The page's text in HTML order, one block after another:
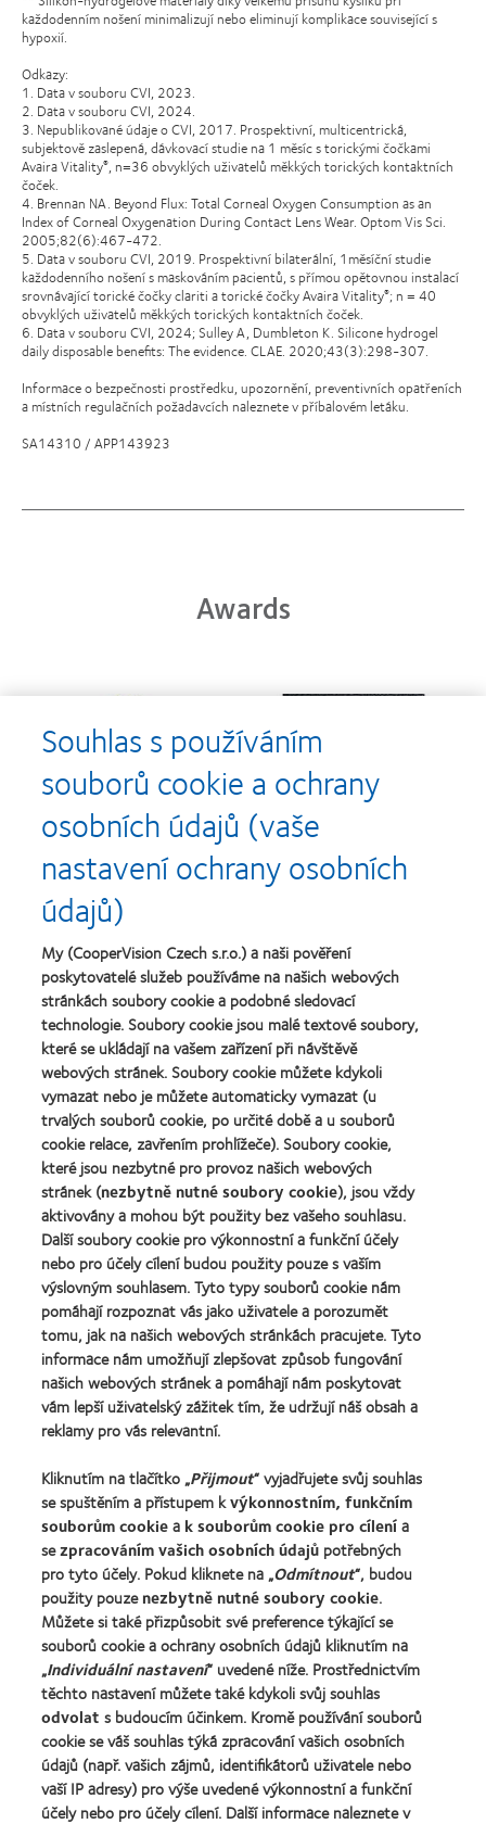
každodenním nošení minimalizují nebo eliminují komplikace související s
hypoxií.
Odkazy:
1. Data v souboru CVI, 2023.
2. Data v souboru CVI, 2024.
3. Nepublikované údaje o CVI, 2017. Prospektivní, multicentrická,
subjektově zaslepená, dávkovací studie na 1 měsíc s torickými čočkami
Avaira Vitality®, n=36 obvyklých uživatelů měkkých torických kontaktních
čoček.
4. Brennan NA. Beyond Flux: Total Corneal Oxygen Consumption as an
Index of Corneal Oxygenation During Contact Lens Wear. Optom Vis Sci.
2005;82(6):467-472.
5. Data v souboru CVI, 2019. Prospektivní bilaterální, 1měsíční studie
každodenního nošení s maskováním pacientů, s přímou opětovnou instalací
srovnávající torické čočky clariti a torické čočky Avaira Vitality®; n = 40
obvyklých uživatelů měkkých torických kontaktních čoček.
6. Data v souboru CVI, 2024; Sulley A, Dumbleton K. Silicone hydrogel
daily disposable benefits: The evidence. CLAE. 2020;43(3):298-307.
Informace o bezpečnosti prostředku, upozornění, preventivních opatřeních
a místních regulačních požadavcích naleznete v příbalovém letáku.
SA14310 / APP143923
Awards
Learn
about
Cena
Silmo
d’Or
za
nejlepší
výrobek
pro
čočky
MyDay™
(2013)
Learn
about
Kontaktní
čočky
roku
(2013)
Learn
about
společnosti
pro
vedoucí
pracovníky
roku
2012
a
2010
(2012)
Learn
more
about
závod
roku
2011
(2011)
Learn
more
about
Cena
Wealth
of
health
2011
(2011)
Learn
more
about
Cena
ODMA
2011
(2011)
Learn
more
about
Cena
REBRAND
100®
Global
Award
za
rok
2012
(2012)
Naše produkty
Technologie kontaktních čoček
Najděte ty pravé čočky pro vás
Kontaktní čočky a zrak
Nový uživatel
Zkušený uživatel
Blog
O společnosti CooperVision
Kariéra v CooperVision
Kontaktujte nás
Právní rámec
Ochrana osobních údajů
Oznámení o používání souborů cookie
Souhlas s používáním
souborů cookie a ochrany
osobních údajů (vaše
nastavení ochrany osobních
údajů)
My (CooperVision Czech s.r.o.) a naši pověření
poskytovatelé služeb používáme na našich webových
stránkách soubory cookie a podobné sledovací
technologie. Soubory cookie jsou malé textové soubory,
které se ukládají na vašem zařízení při návštěvě
webových stránek. Soubory cookie můžete kdykoli
vymazat nebo je můžete automaticky vymazat (u
trvalých souborů cookie, po určité době a u souborů
cookie relace, zavřením prohlížeče). Soubory cookie,
které jsou nezbytné pro provoz našich webových
stránek (nezbytně nutné soubory cookie), jsou vždy
aktivovány a mohou být použity bez vašeho souhlasu.
Další soubory cookie pro výkonnostní a funkční účely
nebo pro účely cílení budou použity pouze s vaším
výslovným souhlasem. Tyto typy souborů cookie nám
pomáhají rozpoznat vás jako uživatele a porozumět
tomu, jak na našich webových stránkách pracujete. Tyto
informace nám umožňují zlepšovat způsob fungování
našich webových stránek a pomáhají nám poskytovat
vám lepší uživatelský zážitek tím, že udržují náš obsah a
reklamy pro vás relevantní.
Kliknutím na tlačítko „Přijmout“ vyjadřujete svůj souhlas
se spuštěním a přístupem kvýkonnostním, funkčním
souborům cookiea k souborům cookie pro cílenía
sezpracováním vašich osobních údajů potřebných
pro tyto účely. Pokud kliknete na „Odmítnout“, budou
použity pouzenezbytně nutné soubory cookie.
Můžete si také přizpůsobit své preference týkající se
souborů cookie a ochrany osobních údajů kliknutím na
„Individuální nastavení“ uvedené níže. Prostřednictvím
těchto nastavení můžete také kdykoli svůj souhlas
odvolat s budoucím účinkem. Kromě používání souborů
cookie se váš souhlas týká zpracování vašich osobních
údajů (např. vašich zájmů, identifikátorů uživatele nebo
vaší IP adresy) pro výše uvedené výkonnostní a funkční
účely nebo pro účely cílení. Další informace naleznete v